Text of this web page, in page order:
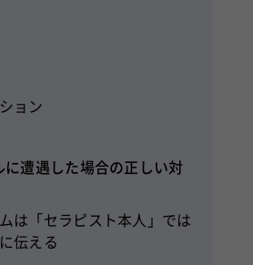
ョン
に遭遇した場合の正しい対
は「セラピスト本人」では
伝える